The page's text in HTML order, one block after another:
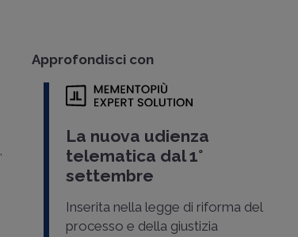
,
Approfondisci con
La nuova udienza
telematica dal 1°
settembre
Inserita nella legge di riforma del
processo e della giustizia